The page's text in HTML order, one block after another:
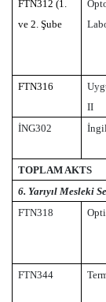
FTN312 (1.
ve 2. Şube
FTN316
II
İNG302
TOPLAM AKTS
6. Yarıyıl Mesleki
FTN318
FTN344